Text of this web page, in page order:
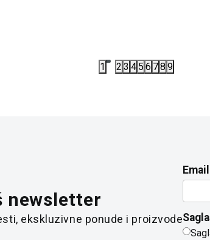
1 2 3 4 5 6 78 9
newsletter
ekskluzivne ponude i proizvode
Email